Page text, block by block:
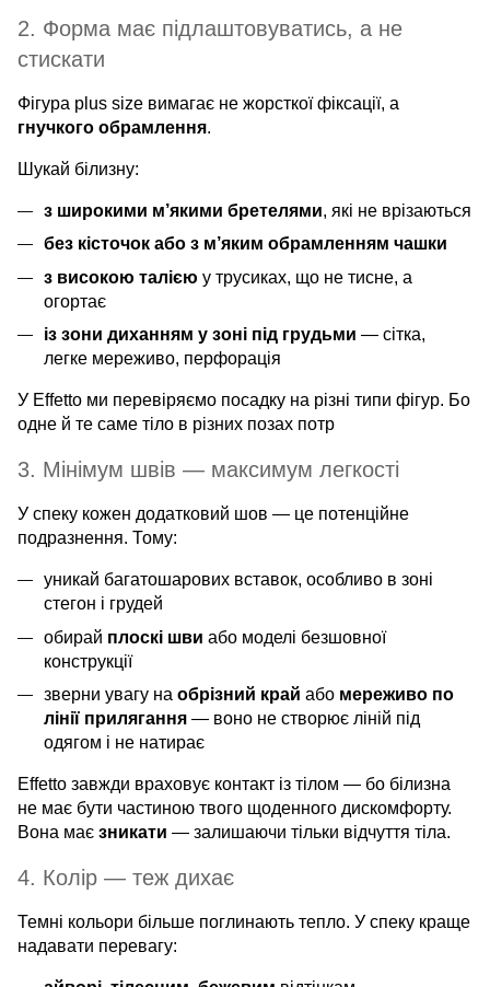
2. Форма має підлаштовуватись, а не
стискати
Фігура plus size вимагає не жорсткої фіксації, а
гнучкого обрамлення.
Шукай білизну:
з широкими м’якими бретелями, які не врізаються
без кісточок або з м’яким обрамленням чашки
з високою талією у трусиках, що не тисне, а
огортає
із зони диханням у зоні під грудьми — сітка,
легке мереживо, перфорація
У Effetto ми перевіряємо посадку на різні типи фігур. Бо
одне й те саме тіло в різних позах потр
3. Мінімум швів — максимум легкості
У спеку кожен додатковий шов — це потенційне
подразнення. Тому:
уникай багатошарових вставок, особливо в зоні
стегон і грудей
обирай плоскі шви або моделі безшовної
конструкції
зверни увагу на обрізний край або мереживо по
лінії прилягання — воно не створює ліній під
одягом і не натирає
Effetto завжди враховує контакт із тілом — бо білизна
не має бути частиною твого щоденного дискомфорту.
Вона має зникати — залишаючи тільки відчуття тіла.
4. Колір — теж дихає
Темні кольори більше поглинають тепло. У спеку краще
надавати перевагу: